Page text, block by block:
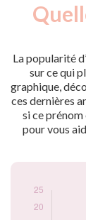
La popularité
sur ce qui
graphique,
ces dernières
si ce
pour vous
Année
nés
2013
6
2014
12
2015
10
2016
13
2017
17
2018
20
2022
2023